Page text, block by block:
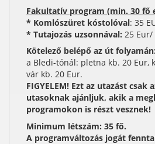
Fakultatív program (min. 30 fő
* Komlószüret kóstolóval: 35
* Tutajozás uzsonnával: 25 Eur/
Kötelező belépő az út folyamán:
a Bledi-tónál: pletna kb. 20 Eur,
vár kb. 20 Eur.
FIGYELEM! Ezt az utazást csak
utasoknak ajánljuk, akik a
programokon is részt vesznek!
Minimum létszám: 35 fő.
A programváltozás jogát